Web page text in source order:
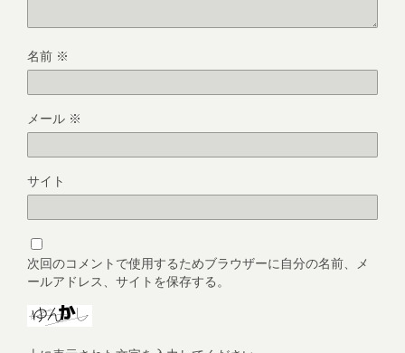
名前 ※
メール ※
サイト
次回のコメントで使用するためブラウザーに自分の名前、メ
ールアドレス、サイトを保存する。